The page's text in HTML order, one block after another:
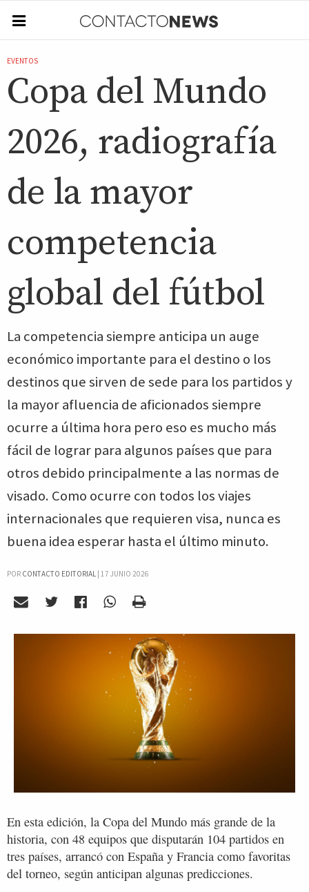
EVENTOS
Copa del Mundo
2026, radiografía
de la mayor
competencia
global del fútbol
La competencia siempre anticipa un auge
económico importante para el destino o los
destinos que sirven de sede para los partidos y
la mayor afluencia de aficionados siempre
ocurre a última hora pero eso es mucho más
fácil de lograr para algunos países que para
otros debido principalmente a las normas de
visado. Como ocurre con todos los viajes
internacionales que requieren visa, nunca es
buena idea esperar hasta el último minuto.
POR CONTACTO EDITORIAL| 17 JUNIO 2026
En esta edición, la Copa del Mundo más grande de la
historia, con 48 equipos que disputarán 104 partidos en
tres países, arrancó con España y Francia como favoritas
del torneo, según anticipan algunas predicciones.